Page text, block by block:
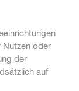
Nutzen oder
der
auf